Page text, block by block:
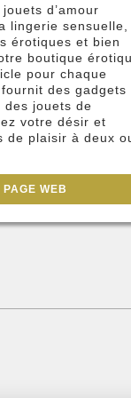
d’amour
lingerie sensuelle,
érotiques et bien
boutique
pour chaque
des gadgets
des jouets de
votre désir et
de plaisir à deux
PAGE WEB